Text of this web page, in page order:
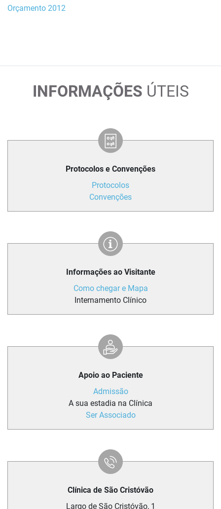
Orçamento 2012
INFORMAÇÕES ÚTEIS
Protocolos e Convenções
Protocolos
Convenções
Informações ao Visitante
Como chegar e Mapa
Internamento Clínico
Apoio ao Paciente
Admissão
A sua estadia na Clínica
Ser Associado
Clínica de São Cristóvão
Largo de São Cristóvão, 1